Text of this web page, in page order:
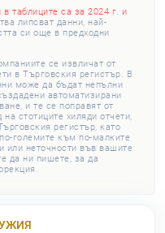
таблиците са за 2024 г. и
липсват данни, най-
си още в предходни
се извличат от
в Търговския регистър. В
може да бъдат непълни
автоматизирани
и те се поправят от
стотиците хиляди отчети,
регистър, като
големите към по-малките
или неточности във вашите
да ни пишете, за да